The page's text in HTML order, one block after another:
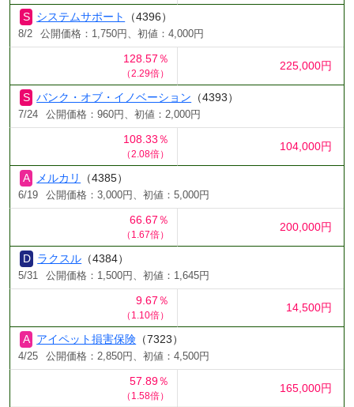
システムサポート （4396）
8/2 公開価格：1,750円、初値：4,000円
128.57％
（2.29倍）
225,000円
バンク・オブ・イノベーション （4393）
7/24 公開価格：960円、初値：2,000円
108.33％
（2.08倍）
104,000円
メルカリ （4385）
6/19 公開価格：3,000円、初値：5,000円
66.67％
（1.67倍）
200,000円
ラクスル （4384）
5/31 公開価格：1,500円、初値：1,645円
9.67％
（1.10倍）
14,500円
アイペット損害保険 （7323）
4/25 公開価格：2,850円、初値：4,500円
57.89％
（1.58倍）
165,000円